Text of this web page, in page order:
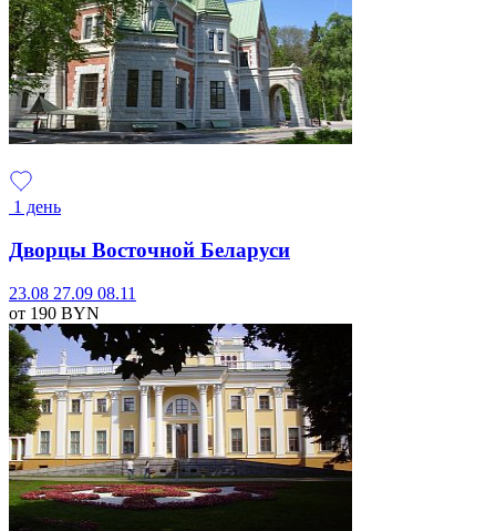
1 день
Дворцы Восточной Беларуси
23.08 27.09 08.11
от 190 BYN